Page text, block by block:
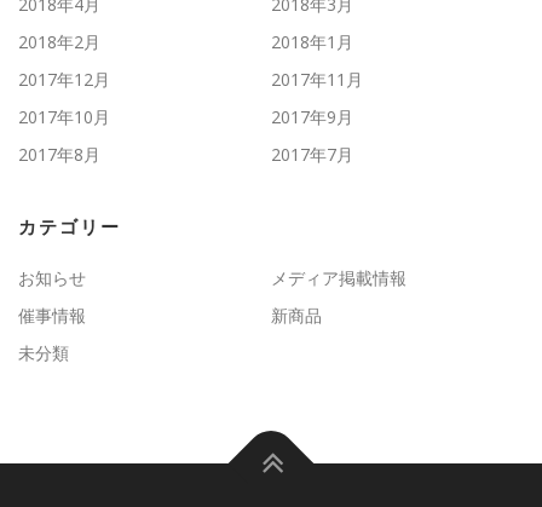
2018年2月
2018年1月
2017年12月
2017年11月
2017年10月
2017年9月
2017年8月
2017年7月
カテゴリー
お知らせ
メディア掲載情報
催事情報
新商品
未分類